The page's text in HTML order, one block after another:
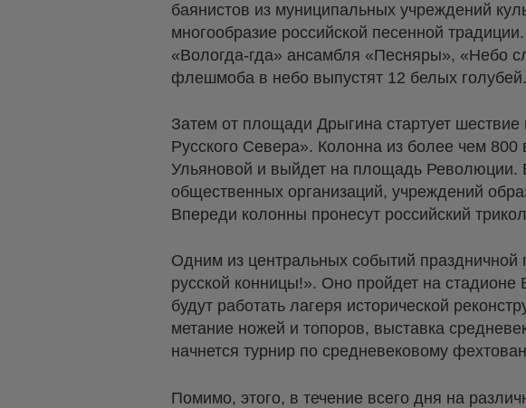
баянистов из муниципальных учреждений
многообразие российской песенной
«Вологда-гда» ансамбля «Песняры», «Небо
флешмоба в небо выпустят 12 белых голубей.
Затем от площади Дрыгина стартует
Русского Севера». Колонна из более чем
Ульяновой и выйдет на площадь Революции.
общественных организаций, учреждений
Впереди колонны пронесут российский
Одним из центральных событий
русской конницы!». Оно пройдет на
будут работать лагеря исторической
метание ножей и топоров, выставка
начнется турнир по средневековому
Помимо, этого, в течение всего дня на